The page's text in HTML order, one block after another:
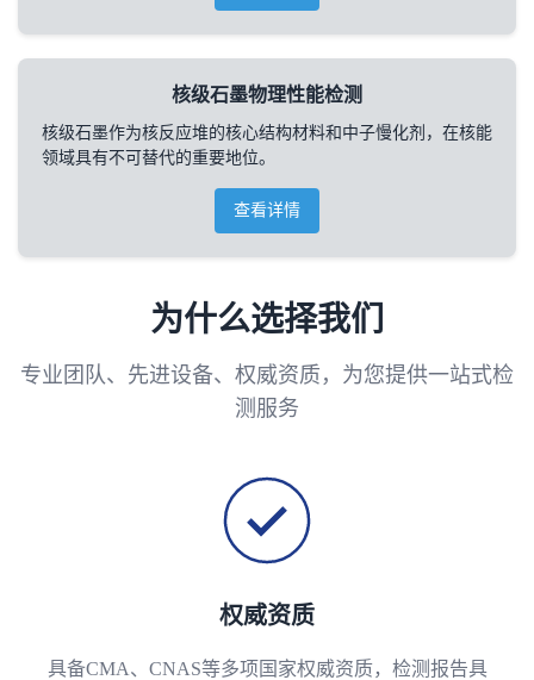
核级石墨物理性能检测
核级石墨作为核反应堆的核心结构材料和中子慢化剂，在核能
领域具有不可替代的重要地位。
查看详情
为什么选择我们
专业团队、先进设备、权威资质，为您提供一站式检
测服务
权威资质
具备CMA、CNAS等多项国家权威资质，检测报告具